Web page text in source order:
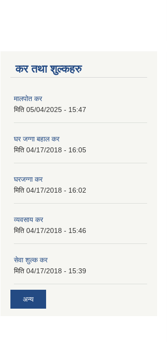
कर तथा शुल्कहरु
मालपोत कर
मिति 05/04/2025 - 15:47
घर जग्गा बहाल कर
मिति 04/17/2018 - 16:05
घरजग्गा कर
मिति 04/17/2018 - 16:02
व्यवसाय कर
मिति 04/17/2018 - 15:46
सेवा शुल्क कर
मिति 04/17/2018 - 15:39
अन्य